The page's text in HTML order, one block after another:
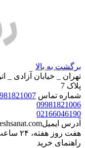
برگشت به بالا
تهران _ خیابان آزادی _
پلاک 7
شماره تماس
09981821006
02166046190
آدرس ایمیل
هفت روز هفته، ۲۴ ساعت شبانه‌روز پاسخگوی شما هستیم.
راهنمای خرید